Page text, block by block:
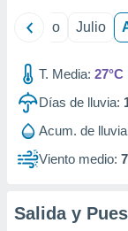
de
1199
Junio Julio
T. Media: 27°C
Días de lluvia:
Acum. de
Viento medio:
Salida y